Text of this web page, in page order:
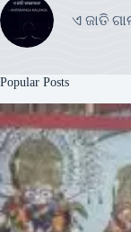
ଏ ଜାତି
Popular Posts